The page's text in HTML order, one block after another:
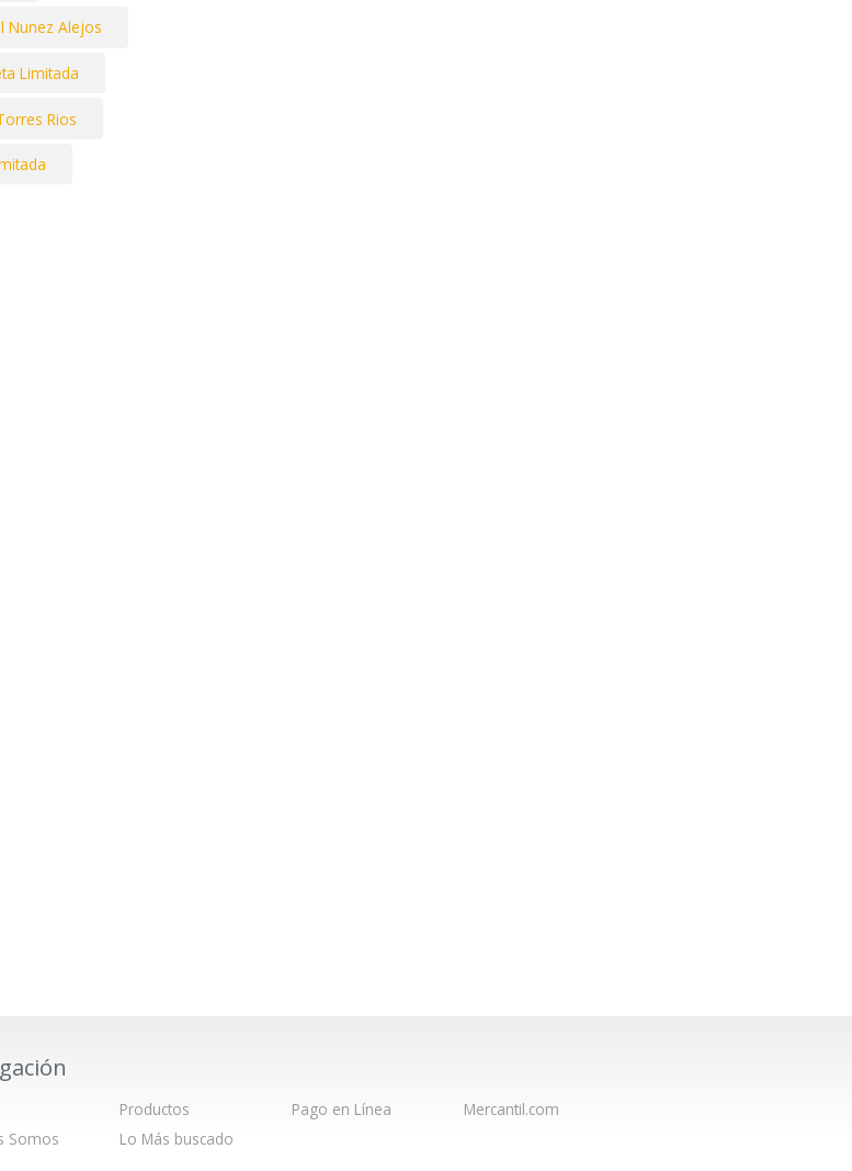
Nunez Alejos
Limitada
Rios
Somos
Productos
Lo Más buscado
Pago en Línea Mercantil.com